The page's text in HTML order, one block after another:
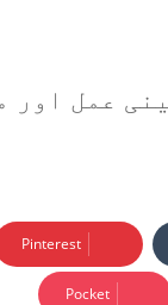
عمل اور
Pinterest
Pocket